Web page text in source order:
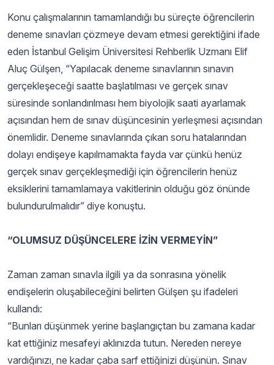
Konu çalışmalarının tamamlandığı bu süreçte öğrencilerin
deneme sınavları çözmeye devam etmesi gerektiğini ifade
eden İstanbul Gelişim Üniversitesi Rehberlik Uzmanı Elif
Aluç Gülşen, “Yapılacak deneme sınavlarının sınavın
gerçekleşeceği saatte başlatılması ve gerçek sınav
süresinde sonlandırılması hem biyolojik saati ayarlamak
açısından hem de sınav düşüncesinin yerleşmesi açısından
önemlidir. Deneme sınavlarında çıkan soru hatalarından
dolayı endişeye kapılmamakta fayda var çünkü henüz
gerçek sınav gerçekleşmediği için öğrencilerin henüz
eksiklerini tamamlamaya vakitlerinin olduğu göz önünde
bulundurulmalıdır” diye konuştu.
“OLUMSUZ DÜŞÜNCELERE İZİN VERMEYİN”
Zaman zaman sınavla ilgili ya da sonrasına yönelik
endişelerin oluşabileceğini belirten Gülşen şu ifadeleri
kullandı:
“Bunları düşünmek yerine başlangıçtan bu zamana kadar
kat ettiğiniz mesafeyi aklınızda tutun. Nereden nereye
vardığınızı, ne kadar çaba sarf ettiğinizi düşünün. Sınav